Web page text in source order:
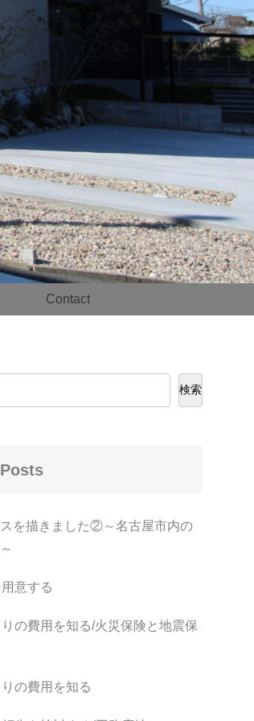
Contact
検索
を描きました②～名古屋市内の
意する
の費用を知る/火災保険と地震保
の費用を知る